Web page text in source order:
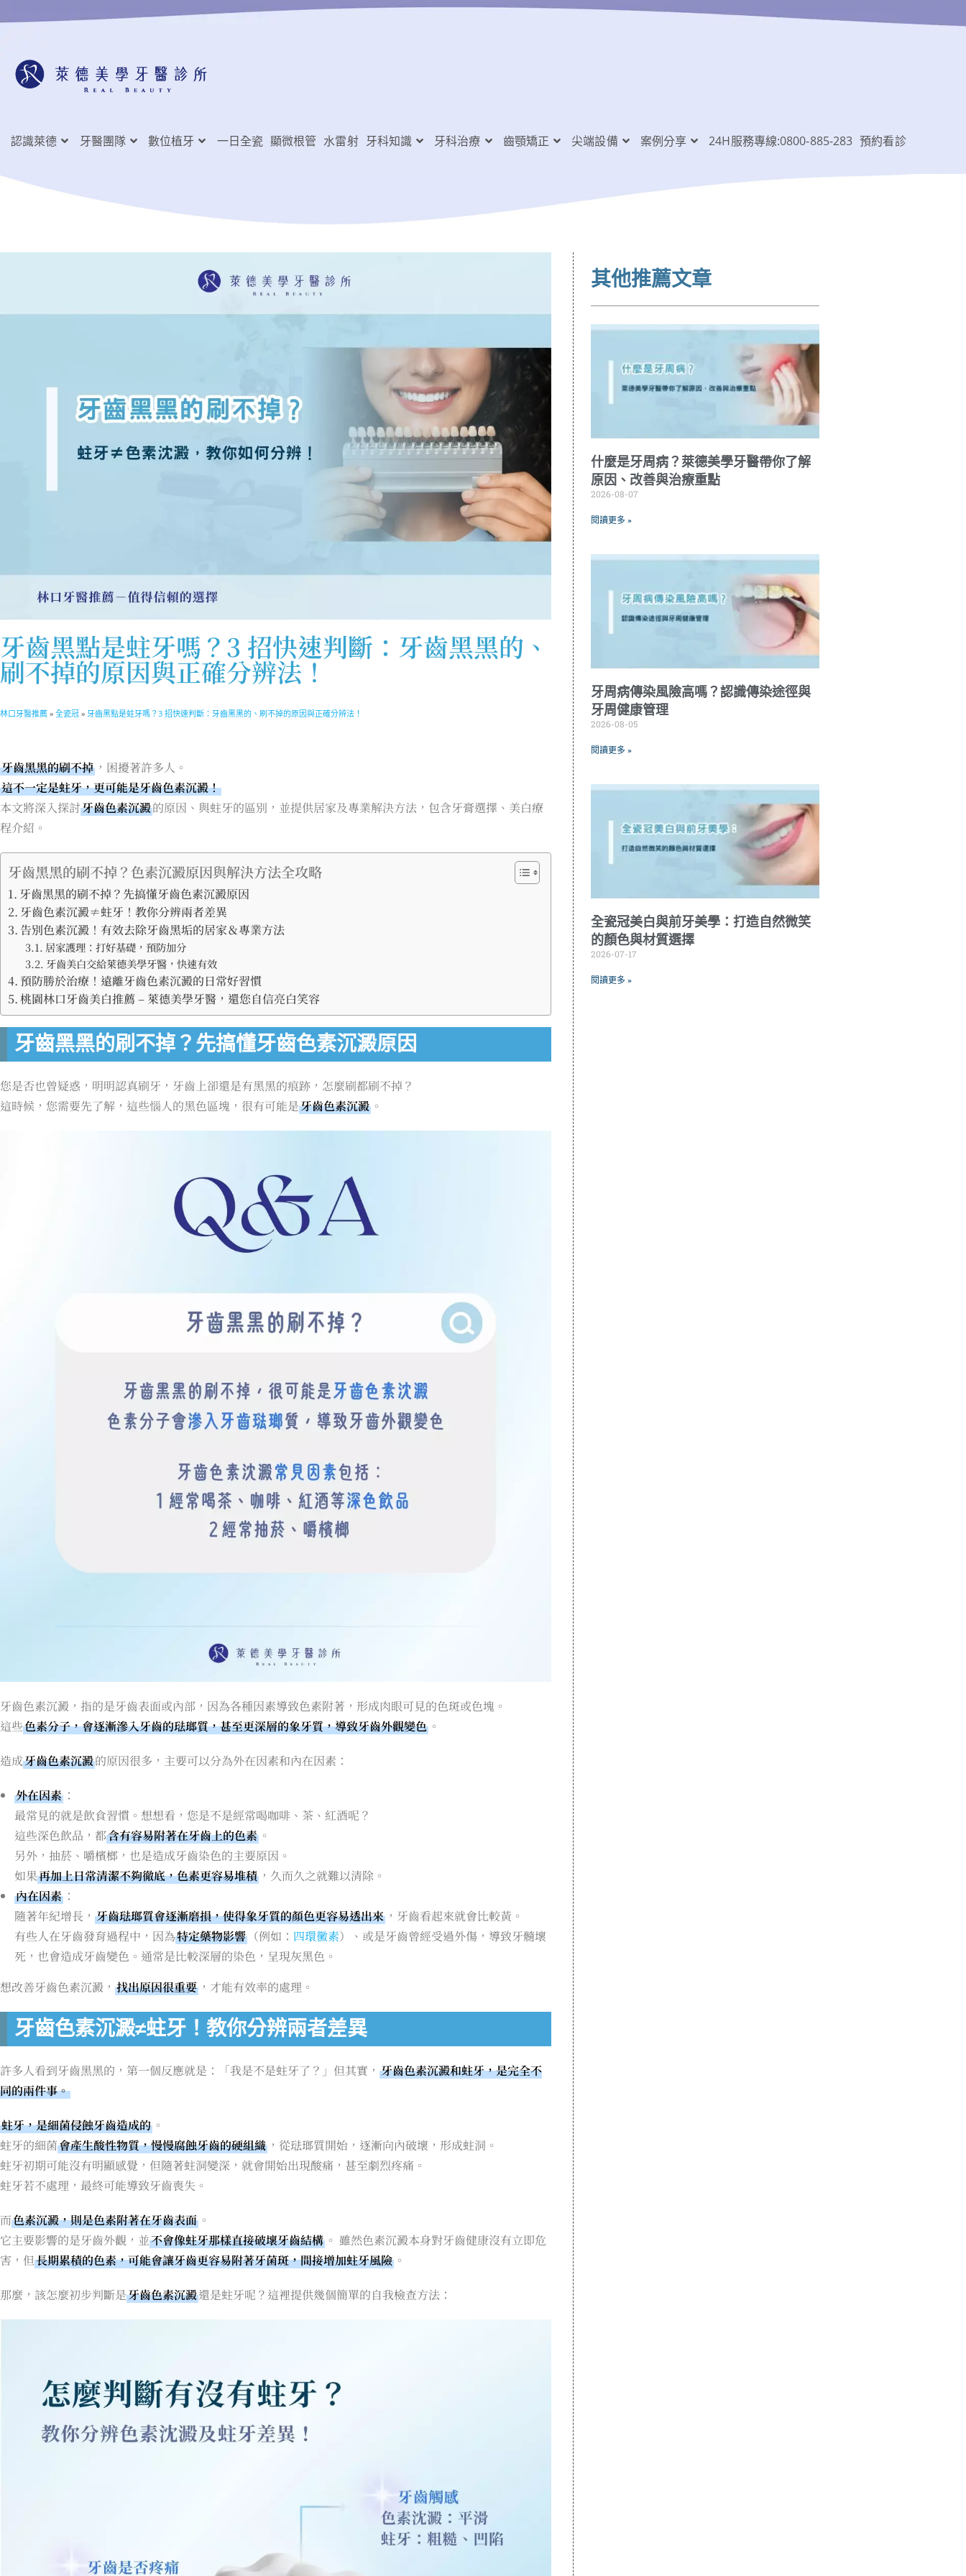
認識萊德 牙醫團隊 數位植牙 一日全瓷 顯微根管 水雷射 牙科知識 牙科治療 齒顎矯正 尖端設備 案例分享 24H服務專線:0800-885-283 預約看診
牙齒黑點是蛀牙嗎？3 招快速判斷：牙齒黑黑的、
刷不掉的原因與正確分辨法！
林口牙醫推薦 » 全瓷冠 » 牙齒黑點是蛀牙嗎？3 招快速判斷：牙齒黑黑的、刷不掉的原因與正確分辨法！
牙齒黑黑的刷不掉 ，困擾著許多人。
這不一定是蛀牙，更可能是牙齒色素沉澱！
本文將深入探討牙齒色素沉澱的原因、與蛀牙的區別，並提供居家及專業解決方法，包含牙膏選擇、美白療
程介紹。
牙齒黑黑的刷不掉？色素沉澱原因與解決方法全攻略
牙齒黑黑的刷不掉？先搞懂牙齒色素沉澱原因
牙齒色素沉澱≠蛀牙！教你分辨兩者差異
告別色素沉澱！有效去除牙齒黑垢的居家＆專業方法
居家護理：打好基礎，預防加分
牙齒美白交給萊德美學牙醫，快速有效
預防勝於治療！遠離牙齒色素沉澱的日常好習慣
桃園林口牙齒美白推薦 – 萊德美學牙醫，還您自信亮白笑容
牙齒黑黑的刷不掉？先搞懂牙齒色素沉澱原因
您是否也曾疑惑，明明認真刷牙，牙齒上卻還是有黑黑的痕跡，怎麼刷都刷不掉？
這時候，您需要先了解，這些惱人的黑色區塊，很有可能是牙齒色素沉澱 。
牙齒色素沉澱，指的是牙齒表面或內部，因為各種因素導致色素附著，形成肉眼可見的色斑或色塊。
這些色素分子，會逐漸滲入牙齒的琺瑯質，甚至更深層的象牙質，導致牙齒外觀變色 。
造成牙齒色素沉澱的原因很多，主要可以分為外在因素和內在因素：
外在因素 ：
最常見的就是飲食習慣。想想看，您是不是經常喝咖啡、茶、紅酒呢？
這些深色飲品，都含有容易附著在牙齒上的色素 。
另外，抽菸、嚼檳榔，也是造成牙齒染色的主要原因。
如果再加上日常清潔不夠徹底，色素更容易堆積 ，久而久之就難以清除。
內在因素 ：
隨著年紀增長， 牙齒琺瑯質會逐漸磨損，使得象牙質的顏色更容易透出來 ，牙齒看起來就會比較黃。
有些人在牙齒發育過程中，因為特定藥物影響 （例如： 四環黴素）、或是牙齒曾經受過外傷，導致牙髓壞
死，也會造成牙齒變色。通常是比較深層的染色，呈現灰黑色。
想改善牙齒色素沉澱， 找出原因很重要 ，才能有效率的處理。
牙齒色素沉澱≠蛀牙！教你分辨兩者差異
許多人看到牙齒黑黑的，第一個反應就是：「我是不是蛀牙了？」但其實， 牙齒色素沉澱和蛀牙，是完全不
同的兩件事。
蛀牙，是細菌侵蝕牙齒造成的 。
蛀牙的細菌會產生酸性物質，慢慢腐蝕牙齒的硬組織 ，從琺瑯質開始，逐漸向內破壞，形成蛀洞。
蛀牙初期可能沒有明顯感覺，但隨著蛀洞變深，就會開始出現酸痛，甚至劇烈疼痛。
蛀牙若不處理，最終可能導致牙齒喪失。
而色素沉澱，則是色素附著在牙齒表面 。
它主要影響的是牙齒外觀，並不會像蛀牙那樣直接破壞牙齒結構 。 雖然色素沉澱本身對牙齒健康沒有立即危
害，但長期累積的色素，可能會讓牙齒更容易附著牙菌斑，間接增加蛀牙風險 。
那麼，該怎麼初步判斷是牙齒色素沉澱還是蛀牙呢？這裡提供幾個簡單的自我檢查方法：
其他推薦文章
什麼是牙周病？萊德美學牙醫帶你了解
原因、改善與治療重點
2026-08-07
閱讀更多 »
牙周病傳染風險高嗎？認識傳染途徑與
牙周健康管理
2026-08-05
閱讀更多 »
全瓷冠美白與前牙美學：打造自然微笑
的顏色與材質選擇
2026-07-17
閱讀更多 »